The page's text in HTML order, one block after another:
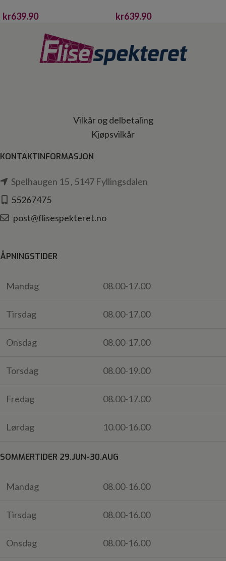
kr639.90 kr639.90
Vilkår og delbetaling
Kjøpsvilkår
KONTAKTINFORMASJON
Spelhaugen 15 , 5147 Fyllingsdalen
55267475
post@flisespekteret.no
ÅPNINGSTIDER
Mandag 08.00-17.00
Tirsdag 08.00-17.00
Onsdag 08.00-17.00
Torsdag 08.00-19.00
Fredag 08.00-17.00
Lørdag 10.00-16.00
SOMMERTIDER 29.JUN-30.AUG
Mandag 08.00-16.00
Tirsdag 08.00-16.00
Onsdag 08.00-16.00